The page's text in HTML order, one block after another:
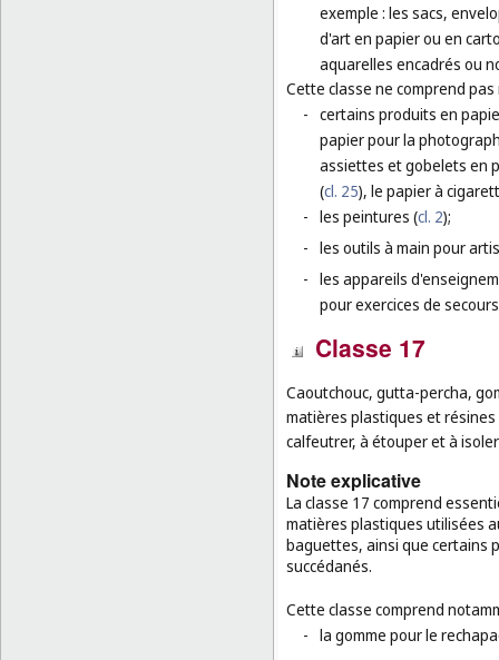
exemple : les sacs,
d'art en papier ou en
aquarelles encadrés ou
Cette classe ne comprend
- certains produits en
papier pour la
assiettes et gobelets en
(cl. 25), le papier à
- les peintures (cl. 2);
- les outils à main pour
- les appareils
pour exercices de
Classe 17
Caoutchouc, gutta-percha,
matières plastiques et
calfeutrer, à étouper et à
Note explicative
La classe 17 comprend
matières plastiques utilisées
baguettes, ainsi que certains
succédanés.
Cette classe comprend
- la gomme pour le